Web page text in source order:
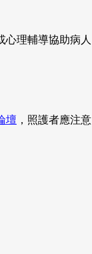
心理輔導協助病人
壇 ，照護者應注意